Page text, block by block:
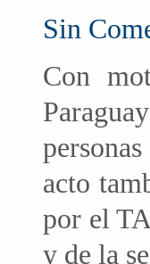
Sin
Con
acto
por el
y de la